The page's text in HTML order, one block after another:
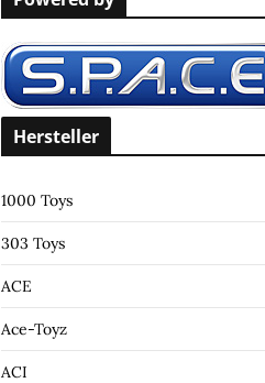
f
o
r
Hersteller
1000 Toys
303 Toys
ACE
Ace-Toyz
ACI